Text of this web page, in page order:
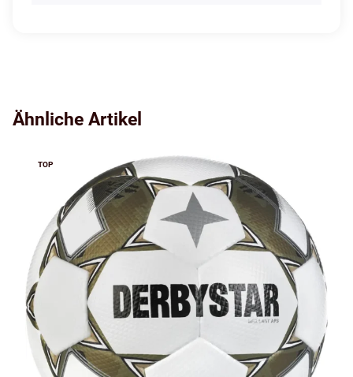
Ähnliche Artikel
TOP